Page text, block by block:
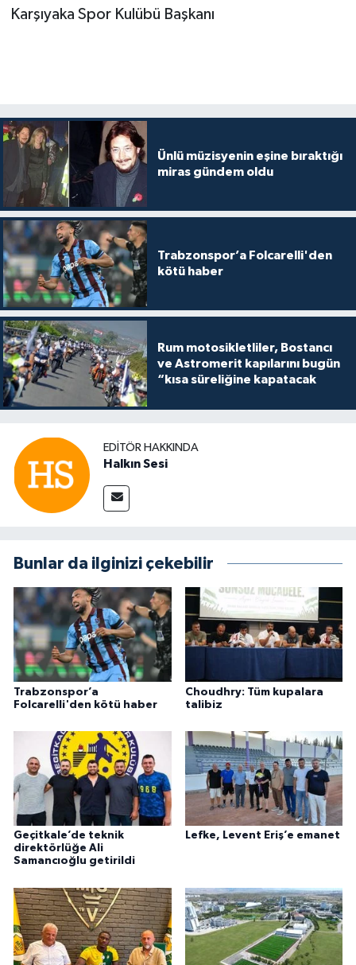
​Karşıyaka Spor Kulübü Başkanı
Ünlü müzisyenin eşine bıraktığı
miras gündem oldu
Trabzonspor’a Folcarelli'den
kötü haber
Rum motosikletliler, Bostancı
ve Astromerit kapılarını bugün
“kısa süreliğine kapatacak
EDITÖR HAKKINDA
Halkın Sesi
Bunlar da ilginizi çekebilir
Trabzonspor’a
Folcarelli'den kötü haber
Choudhry: Tüm kupalara
talibiz
Geçitkale’de teknik
direktörlüğe Ali
Samancıoğlu getirildi
Lefke, Levent Eriş’e emanet